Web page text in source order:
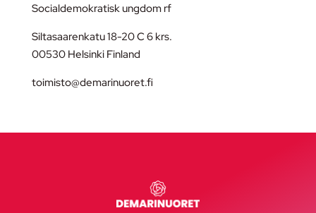
Socialdemokratisk ungdom rf
Siltasaarenkatu 18-20 C 6 krs.
00530 Helsinki Finland
toimisto@demarinuoret.fi